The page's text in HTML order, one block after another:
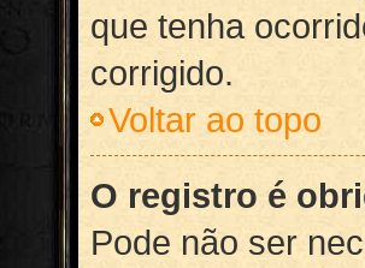
que tenha
corrigido.
Voltar ao topo
O registro é
Pode não ser